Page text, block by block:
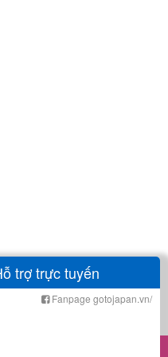
trợ trực tuyến
Fanpage gotojapan.vn/